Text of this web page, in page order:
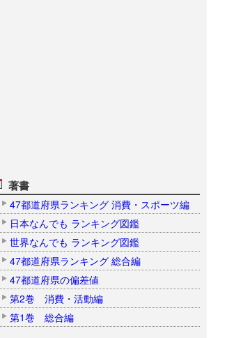
著書
47都道府県ランキング 消費・スポーツ編
日本なんでも ランキング図鑑
世界なんでも ランキング図鑑
47都道府県ランキング 総合編
47都道府県の偏差値
第2巻 消費・活動編
第1巻 総合編